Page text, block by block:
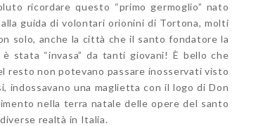
ricordare questo “primo germoglio” nato
guida di volontari orionini di Tortona, molti
solo, anche la città che il santo fondatore la
stata “invasa” da tanti giovani! È bello che
resto non potevano passare inosservati visto
indossavano una maglietta con il logo di Don
nella terra natale delle opere del santo
realtà in Italia.